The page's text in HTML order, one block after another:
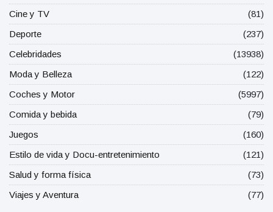
Cine y TV
(81)
Deporte
(237)
Celebridades
(13938)
Moda y Belleza
(122)
Coches y Motor
(5997)
Comida y bebida
(79)
Juegos
(160)
Estilo de vida y Docu-entretenimiento
(121)
Salud y forma física
(73)
Viajes y Aventura
(77)